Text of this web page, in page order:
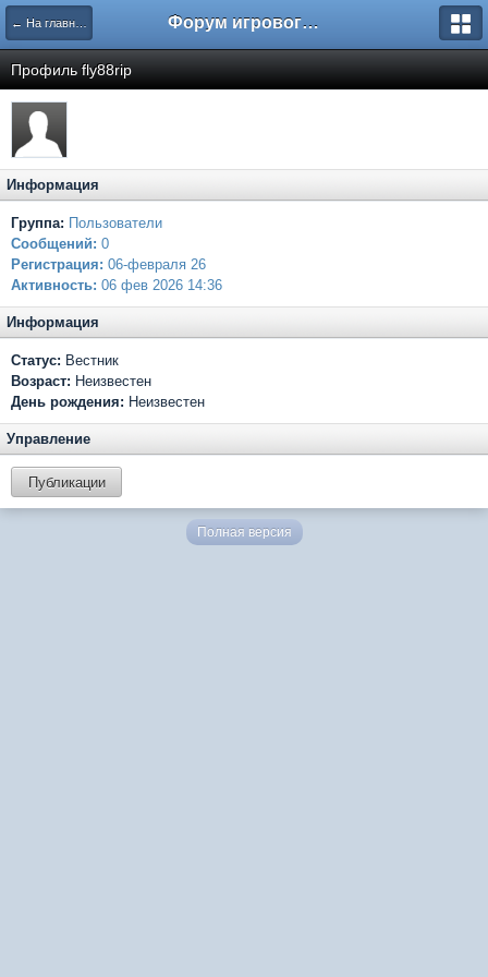
← На главную Форум игрового проекта Riverrise
Профиль fly88rip
Информация
Группа: Пользователи
Сообщений: 0
Регистрация: 06-февраля 26
Активность: 06 фев 2026 14:36
Информация
Статус: Вестник
Возраст: Неизвестен
День рождения: Неизвестен
Управление
Публикации
Полная версия